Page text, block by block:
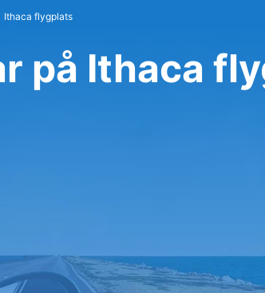
Ithaca flygplats
på Ithaca